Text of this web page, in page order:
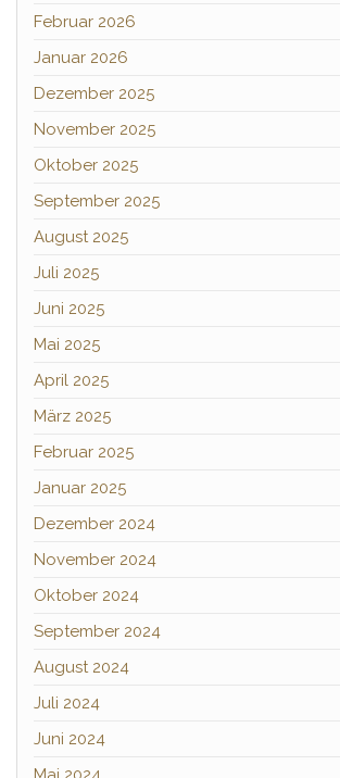
Februar 2026
Januar 2026
Dezember 2025
November 2025
Oktober 2025
September 2025
August 2025
Juli 2025
Juni 2025
Mai 2025
April 2025
März 2025
Februar 2025
Januar 2025
Dezember 2024
November 2024
Oktober 2024
September 2024
August 2024
Juli 2024
Juni 2024